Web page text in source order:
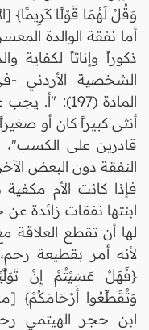
وَقُلْ لَهُمَا قَوْلًا كَرِيمًا}
أما نفقة الوالدة
ذكوراً وإناثاً لكفاية
الشخصية الأردني
المادة (197):
أنثى كبيراً كان أو صغيراً
قادرين على الكسب"،
النفقة دون البعض
فإذا كانت الأم
ابنتها نفقات زائدة
لها أن تقطع العلاقة
لأنه أمر بقطيعة
{فَهَلْ عَسَيْتُمْ إِنْ
ابن حجر الهيتمي